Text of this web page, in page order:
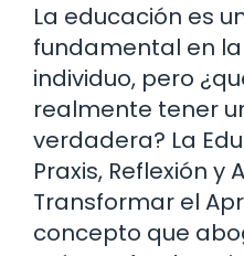
La educación es
fundamental en
individuo, pero
realmente tener
verdadera? La
Praxis, Reflexión y
Transformar el
concepto que